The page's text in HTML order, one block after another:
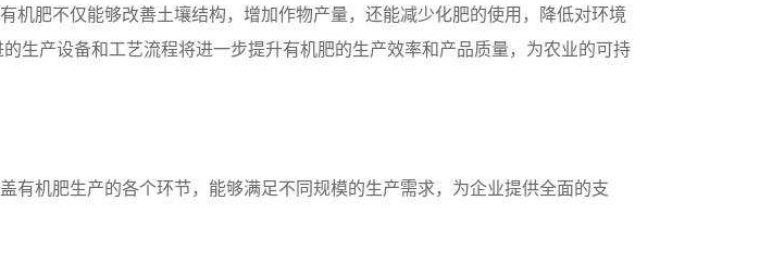
肥不仅能够改善土壤结构，增加作物产量，还能减少化肥的使用，降低对环境
生产设备和工艺流程将进一步提升有机肥的生产效率和产品质量，为农业的可持
机肥生产的各个环节，能够满足不同规模的生产需求，为企业提供全面的支